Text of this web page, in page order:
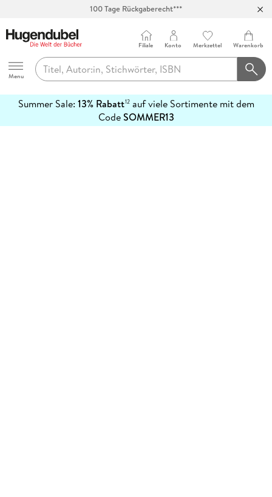
100 Tage Rückgaberecht***
Hugendubel
Menu
Filiale Konto Merkzettel Warenkorb
Summer Sale: 13% Rabatt12auf viele Sortimente mit dem
CodeSOMMER13
erfahren